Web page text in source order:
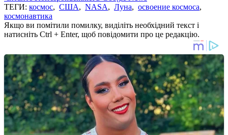
ТЕГИ: космос, США, NASA, Луна, освоение космоса,
космонавтика
Якщо ви помітили помилку, виділіть необхідний текст і
натисніть Ctrl + Enter, щоб повідомити про це редакцію.